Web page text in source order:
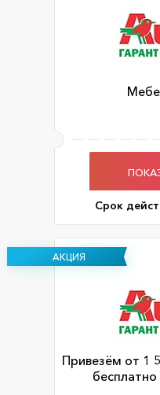
Срок
АКЦИЯ
Привезём от 1